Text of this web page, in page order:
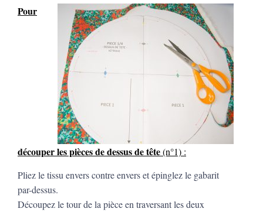
Pour
découper les pièces de dessus de tête(n°1) :
Pliez le tissu envers contre envers et épinglez le gabarit
par-dessus.
Découpez le tour de la pièce en traversant les deux